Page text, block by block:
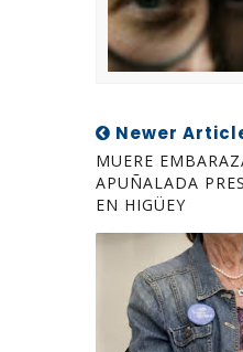
Newer
MUERE
APUÑALADA
EN HIGÜEY